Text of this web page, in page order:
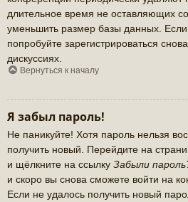
длительное время не оставляющих
уменьшить размер базы данных. Если
попробуйте зарегистрироваться
дискуссиях.
Вернуться к началу
Я забыл пароль!
Не паникуйте! Хотя пароль нельзя
получить новый. Перейдите на
и щёлкните на ссылку Забыли
и скоро вы снова сможете войти на
Если не удалось получить новый